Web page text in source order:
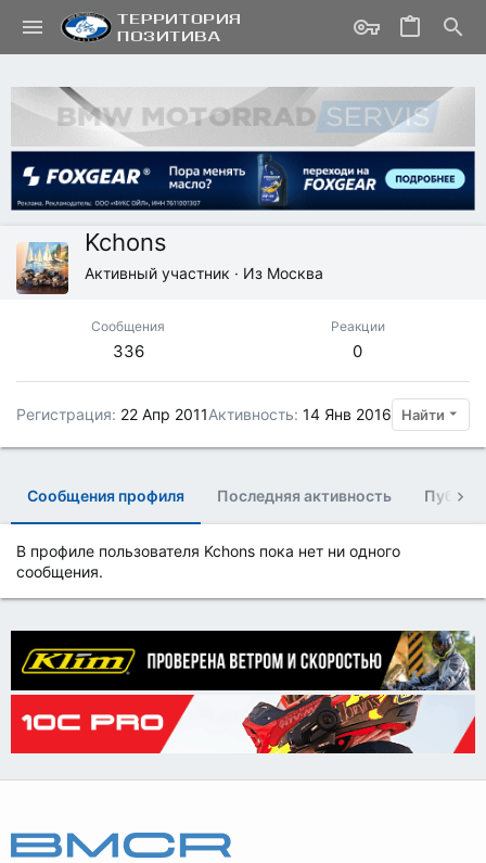
Kchons
Активный участник · Из Москва
Сообщения
336
Реакции
0
Регистрация 22 Апр 2011Активность 14 Янв 2016 Найти
Сообщения профиля Последняя активность
В профиле пользователя Kchons пока нет ни одного
сообщения.